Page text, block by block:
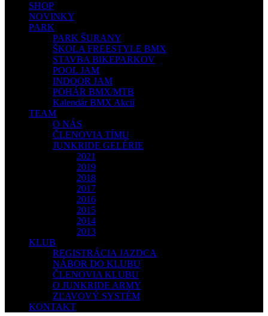
SHOP
NOVINKY
PARK
PARK ŠURANY
ŠKOLA FREESTYLE BMX
STAVBA BIKEPARKOV
POOL JAM
INDOOR JAM
POHÁR BMX/MTB
Kalendár BMX Akcií
TEAM
O NÁS
ČLENOVIA TÍMU
JUNKRIDE GELÉRIE
2021
2019
2018
2017
2016
2015
2014
2013
KLUB
REGISTRÁCIA JAZDCA
NÁBOR DO KLUBU
ČLENOVIA KLUBU
O JUNKRIDE ARMY
ZĽAVOVÝ SYSTÉM
KONTAKT